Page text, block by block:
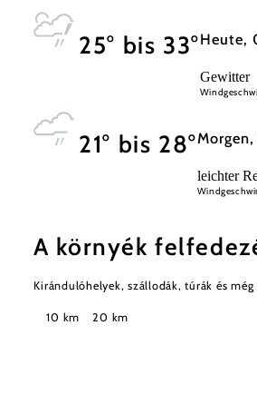
25° bis 33°Heute,
Gewitter
21° bis 28°
leichter
A környék
Kirándulóhelyek, szállodák, túrák és még
Keresési
10 km 20 km